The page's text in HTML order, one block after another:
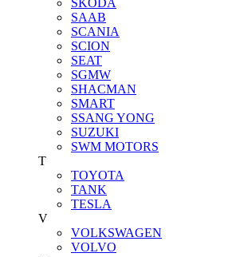
SAAB
SCANIA
SCION
SEAT
SGMW
SHACMAN
SMART
SSANG YONG
SUZUKI
SWM MOTORS
T
TOYOTA
TANK
TESLA
V
VOLKSWAGEN
VOLVO